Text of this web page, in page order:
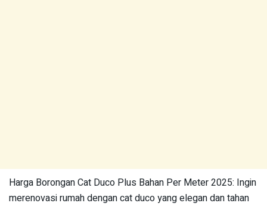
Harga Borongan Cat Duco Plus Bahan Per Meter 2025: Ingin
merenovasi rumah dengan cat duco yang elegan dan tahan